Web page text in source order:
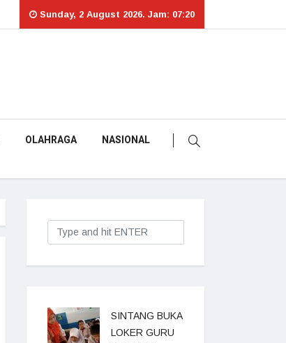
Sunday, 2 August 2026. Jam: 07:20
OLAHRAGA NASIONAL
SINTANG BUKA
LOKER GURU